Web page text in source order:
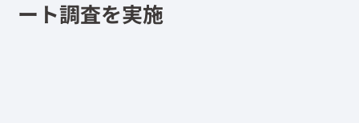
ート調査を実施